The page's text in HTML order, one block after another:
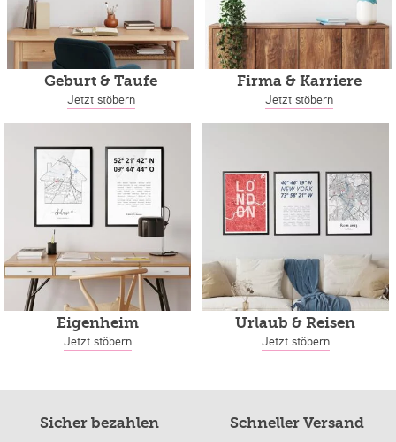
Geburt & Taufe
Jetzt stöbern
Firma & Karriere
Jetzt stöbern
Eigenheim
Jetzt stöbern
Urlaub & Reisen
Jetzt stöbern
Sicher bezahlen Schneller Versand